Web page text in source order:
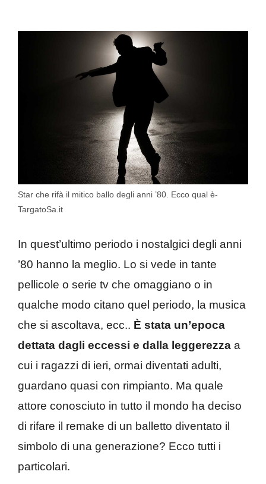
Star che rifà il mitico ballo degli anni ’80. Ecco qual è-
TargatoSa.it
In quest’ultimo periodo i nostalgici degli anni
’80 hanno la meglio. Lo si vede in tante
pellicole o serie tv che omaggiano o in
qualche modo citano quel periodo, la musica
che si ascoltava, ecc.. È stata un’epoca
dettata dagli eccessi e dalla leggerezza a
cui i ragazzi di ieri, ormai diventati adulti,
guardano quasi con rimpianto. Ma quale
attore conosciuto in tutto il mondo ha deciso
di rifare il remake di un balletto diventato il
simbolo di una generazione? Ecco tutti i
particolari.